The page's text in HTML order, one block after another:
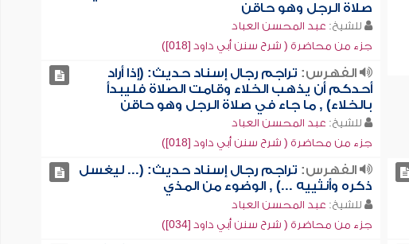
صلاة الرجل وهو حاقن
للشيخ: عبد المحسن العباد
جزء من محاضرة ( شرح سنن أبي داود [018])
الفهرس: تراجم رجال إسناد حديث: (إذا أراد
أحدكم أن يذهب الخلاء وقامت الصلاة فليبدأ
بالخلاء) , ما جاء في صلاة الرجل وهو حاقن
للشيخ: عبد المحسن العباد
جزء من محاضرة ( شرح سنن أبي داود [018])
الفهرس: تراجم رجال إسناد حديث: (... ليغسل
ذكره وأنثييه ...) , الوضوء من المذي
للشيخ: عبد المحسن العباد
جزء من محاضرة ( شرح سنن أبي داود [034])